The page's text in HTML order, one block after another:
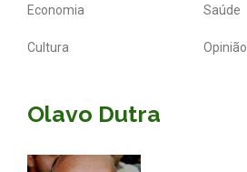
Economia Saúde
Cultura Opinião
Olavo Dutra